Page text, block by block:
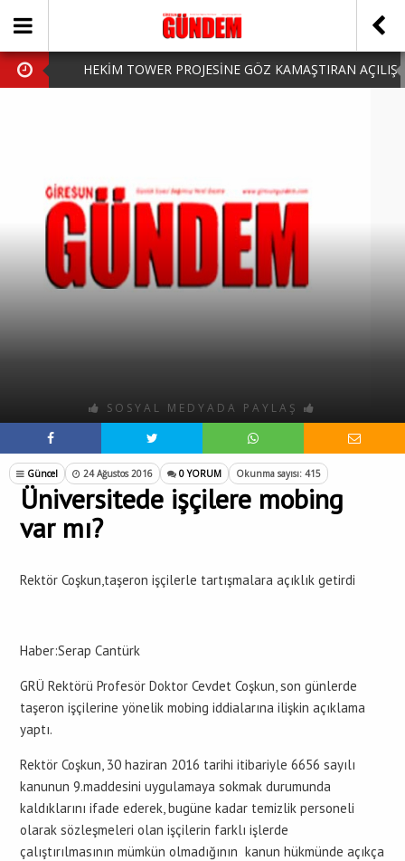
HEKİM TOWER PROJESİNE GÖZ KAMAŞTIRAN AÇILIŞ
HARUN CİCİ: VİDEOYU GÖRÜNCE GÖZLERİM DOLDU
SOSYAL MEDYADA PAYLAŞ
Güncel 24 Ağustos 2016 0 YORUM Okunma sayısı: 415
Üniversitede işçilere mobing
var mı?
Rektör Coşkun,taşeron işçilerle tartışmalara açıklık getirdi
Haber:Serap Cantürk
GRÜ Rektörü Profesör Doktor Cevdet Coşkun, son günlerde
taşeron işçilerine yönelik mobing iddialarına ilişkin açıklama
yaptı.
Rektör Coşkun, 30 haziran 2016 tarihi itibariyle 6656 sayılı
kanunun 9.maddesini uygulamaya sokmak durumunda
kaldıklarını ifade ederek, bugüne kadar temizlik personeli
olarak sözleşmeleri olan işçilerin farklı işlerde
çalıştırılmasının mümkün olmadığının kanun hükmünde açıkça